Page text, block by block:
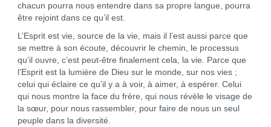
chacun pourra nous entendre dans sa propre langue, pourra
être rejoint dans ce qu’il est.
L’Esprit est vie, source de la vie, mais il l’est aussi parce que
se mettre à son écoute, découvrir le chemin, le processus
qu’il ouvre, c’est peut-être finalement cela, la vie. Parce que
l’Esprit est la lumière de Dieu sur le monde, sur nos vies ;
celui qui éclaire ce qu’il y a à voir, à aimer, à espérer. Celui
qui nous montre la face du frère, qui nous révèle le visage de
la sœur, pour nous rassembler, pour faire de nous un seul
peuple dans la diversité.